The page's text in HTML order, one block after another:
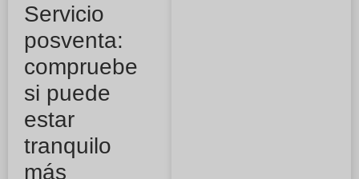
Servicio
posventa:
compruebe
si puede
estar
tranquilo
más